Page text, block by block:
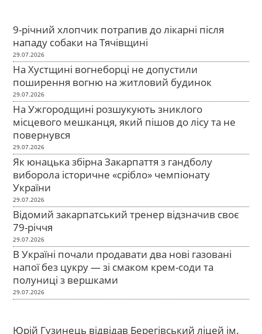
9-річний хлопчик потрапив до лікарні після
нападу собаки на Тячівщині
29.07.2026
На Хустщині вогнеборці не допустили
поширення вогню на житловий будинок
29.07.2026
На Ужгородщині розшукують зниклого
місцевого мешканця, який пішов до лісу та не
повернувся
29.07.2026
Як юнацька збірна Закарпаття з гандболу
виборола історичне «срібло» чемпіонату
України
29.07.2026
Відомий закарпатський тренер відзначив своє
79-річчя
29.07.2026
В Україні почали продавати два нові газовані
напої без цукру — зі смаком крем-соди та
полуниці з вершками
29.07.2026
Юрій Гузинець відвідав Берегівський ліцей ім.